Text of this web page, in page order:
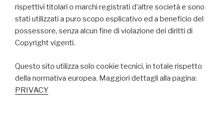
rispettivi titolari o marchi registrati d’altre società e sono
stati utilizzati a puro scopo esplicativo ed a beneficio del
possessore, senza alcun fine di violazione dei diritti di
Copyright vigenti.
Questo sito utilizza solo cookie tecnici, in totale rispetto
della normativa europea. Maggiori dettagli alla pagina:
PRIVACY